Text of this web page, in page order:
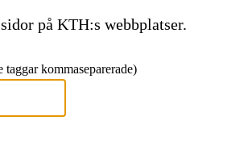
på KTH:s webbplatser.
kommaseparerade)